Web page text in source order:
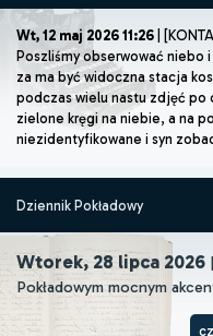
Wt, 12 maj 2026 11:26 |
Poszliśmy obserwować
za ma być widoczna stacja
podczas wielu nastu zdjęć po
zielone kręgi na niebie, a na
niezidentyfikowane i syn
Dziennik Pokładowy
Wtorek, 28 lipca 2026
Pokładowym mocnym